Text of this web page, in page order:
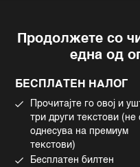
Продолжете со
една од
БЕСПЛАТЕН НАЛОГ
Прочитајте го овој и
три други текстови (не
однесува на премиум
текстови)
Бесплатен билтен
Импресум
Политика на приватност
Политика за колачиња
Употреба на вештачка